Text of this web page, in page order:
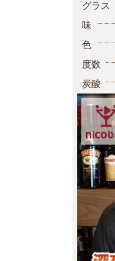
グラス
味
色
度数
炭酸